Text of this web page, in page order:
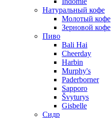
Натуральный кофе
Молотый кофе
Зерновой кофе
Пиво
Bali Hai
Cheerday
Harbin
Murphy's
Paderborner
Sapporo
Švyturys
Gisbelle
Сидр